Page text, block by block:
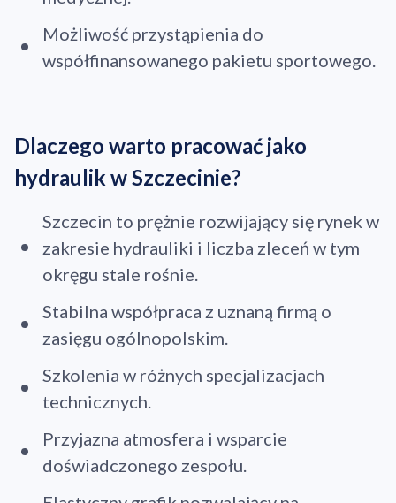
Możliwość przystąpienia do
współfinansowanego pakietu sportowego.
Dlaczego warto pracować jako
hydraulik w Szczecinie?
Szczecin to prężnie rozwijający się rynek w
zakresie hydrauliki i liczba zleceń w tym
okręgu stale rośnie.
Stabilna współpraca z uznaną firmą o
zasięgu ogólnopolskim.
Szkolenia w różnych specjalizacjach
technicznych.
Przyjazna atmosfera i wsparcie
doświadczonego zespołu.